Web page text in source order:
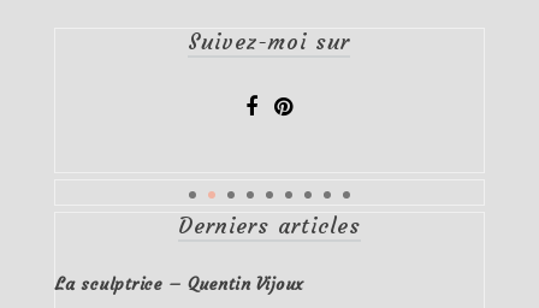
Suivez-moi sur
Derniers articles
La sculptrice – Quentin Vijoux